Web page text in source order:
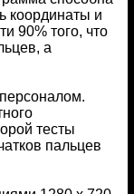
координаты и
90% того, что
а
тесты
пальцев